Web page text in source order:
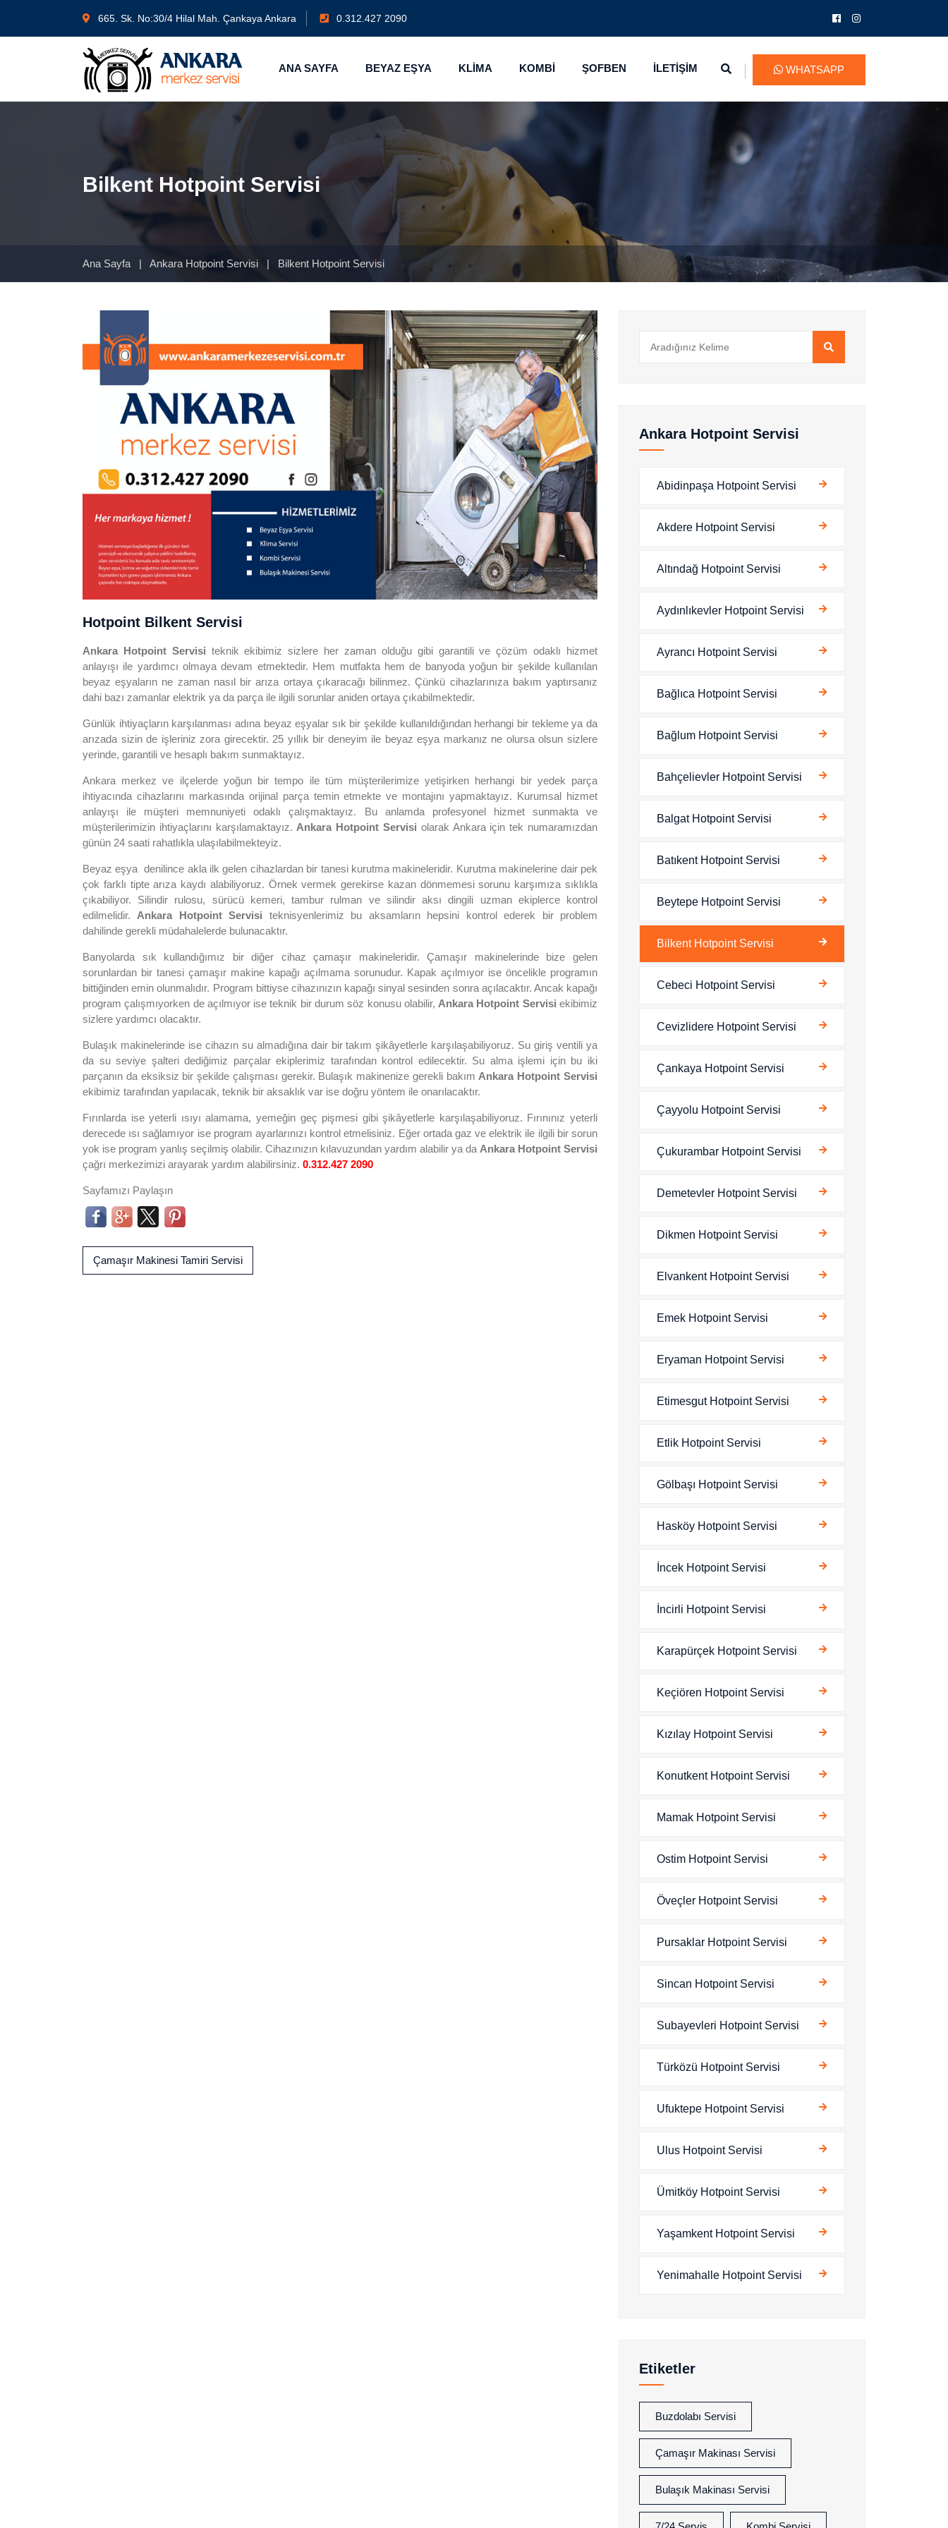
665. Sk. No:30/4 Hilal Mah. Çankaya Ankara 0.312.427 2090
ANA SAYFA BEYAZ EŞYA KLİMA KOMBİ ŞOFBEN İLETİŞİM WHATSAPP
Bilkent Hotpoint Servisi
Ana Sayfa | Ankara Hotpoint Servisi | Bilkent Hotpoint Servisi
Hotpoint Bilkent Servisi
Ankara Hotpoint Servisi teknik ekibimiz sizlere her zaman olduğu gibi garantili ve çözüm odaklı hizmet
anlayışı ile yardımcı olmaya devam etmektedir. Hem mutfakta hem de banyoda yoğun bir şekilde kullanılan
beyaz eşyaların ne zaman nasıl bir arıza ortaya çıkaracağı bilinmez. Çünkü cihazlarınıza bakım yaptırsanız
dahi bazı zamanlar elektrik ya da parça ile ilgili sorunlar aniden ortaya çıkabilmektedir.
Günlük ihtiyaçların karşılanması adına beyaz eşyalar sık bir şekilde kullanıldığından herhangi bir tekleme ya da
arızada sizin de işleriniz zora girecektir. 25 yıllık bir deneyim ile beyaz eşya markanız ne olursa olsun sizlere
yerinde, garantili ve hesaplı bakım sunmaktayız.
Ankara merkez ve ilçelerde yoğun bir tempo ile tüm müşterilerimize yetişirken herhangi bir yedek parça
ihtiyacında cihazlarını markasında orijinal parça temin etmekte ve montajını yapmaktayız. Kurumsal hizmet
anlayışı ile müşteri memnuniyeti odaklı çalışmaktayız. Bu anlamda profesyonel hizmet sunmakta ve
müşterilerimizin ihtiyaçlarını karşılamaktayız. Ankara Hotpoint Servisi olarak Ankara için tek numaramızdan
günün 24 saati rahatlıkla ulaşılabilmekteyiz.
Beyaz eşya denilince akla ilk gelen cihazlardan bir tanesi kurutma makineleridir. Kurutma makinelerine dair pek
çok farklı tipte arıza kaydı alabiliyoruz. Örnek vermek gerekirse kazan dönmemesi sorunu karşımıza sıklıkla
çıkabiliyor. Silindir rulosu, sürücü kemeri, tambur rulman ve silindir aksı dingili uzman ekiplerce kontrol
edilmelidir. Ankara Hotpoint Servisi teknisyenlerimiz bu aksamların hepsini kontrol ederek bir problem
dahilinde gerekli müdahalelerde bulunacaktır.
Banyolarda sık kullandığımız bir diğer cihaz çamaşır makineleridir. Çamaşır makinelerinde bize gelen
sorunlardan bir tanesi çamaşır makine kapağı açılmama sorunudur. Kapak açılmıyor ise öncelikle programın
bittiğinden emin olunmalıdır. Program bittiyse cihazınızın kapağı sinyal sesinden sonra açılacaktır. Ancak kapağı
program çalışmıyorken de açılmıyor ise teknik bir durum söz konusu olabilir, Ankara Hotpoint Servisiekibimiz
sizlere yardımcı olacaktır.
Bulaşık makinelerinde ise cihazın su almadığına dair bir takım şikâyetlerle karşılaşabiliyoruz. Su giriş ventili ya
da su seviye şalteri dediğimiz parçalar ekiplerimiz tarafından kontrol edilecektir. Su alma işlemi için bu iki
parçanın da eksiksiz bir şekilde çalışması gerekir. Bulaşık makinenize gerekli bakım Ankara Hotpoint Servisi
ekibimiz tarafından yapılacak, teknik bir aksaklık var ise doğru yöntem ile onarılacaktır.
Fırınlarda ise yeterli ısıyı alamama, yemeğin geç pişmesi gibi şikâyetlerle karşılaşabiliyoruz. Fırınınız yeterli
derecede ısı sağlamıyor ise program ayarlarınızı kontrol etmelisiniz. Eğer ortada gaz ve elektrik ile ilgili bir sorun
yok ise program yanlış seçilmiş olabilir. Cihazınızın kılavuzundan yardım alabilir ya da Ankara Hotpoint Servisi
çağrı merkezimizi arayarak yardım alabilirsiniz. 0.312.427 2090
Sayfamızı Paylaşın
Çamaşır Makinesi Tamiri Servisi
Ankara Hotpoint Servisi
Abidinpaşa Hotpoint Servisi
Akdere Hotpoint Servisi
Altındağ Hotpoint Servisi
Aydınlıkevler Hotpoint Servisi
Ayrancı Hotpoint Servisi
Bağlıca Hotpoint Servisi
Bağlum Hotpoint Servisi
Bahçelievler Hotpoint Servisi
Balgat Hotpoint Servisi
Batıkent Hotpoint Servisi
Beytepe Hotpoint Servisi
Bilkent Hotpoint Servisi
Cebeci Hotpoint Servisi
Cevizlidere Hotpoint Servisi
Çankaya Hotpoint Servisi
Çayyolu Hotpoint Servisi
Çukurambar Hotpoint Servisi
Demetevler Hotpoint Servisi
Dikmen Hotpoint Servisi
Elvankent Hotpoint Servisi
Emek Hotpoint Servisi
Eryaman Hotpoint Servisi
Etimesgut Hotpoint Servisi
Etlik Hotpoint Servisi
Gölbaşı Hotpoint Servisi
Hasköy Hotpoint Servisi
İncek Hotpoint Servisi
İncirli Hotpoint Servisi
Karapürçek Hotpoint Servisi
Keçiören Hotpoint Servisi
Kızılay Hotpoint Servisi
Konutkent Hotpoint Servisi
Mamak Hotpoint Servisi
Ostim Hotpoint Servisi
Öveçler Hotpoint Servisi
Pursaklar Hotpoint Servisi
Sincan Hotpoint Servisi
Subayevleri Hotpoint Servisi
Türközü Hotpoint Servisi
Ufuktepe Hotpoint Servisi
Ulus Hotpoint Servisi
Ümitköy Hotpoint Servisi
Yaşamkent Hotpoint Servisi
Yenimahalle Hotpoint Servisi
Etiketler
Buzdolabı Servisi
Çamaşır Makinası Servisi
Bulaşık Makinası Servisi